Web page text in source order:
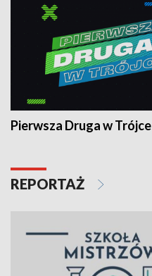
Pierwsza Druga w Trójce
REPORTAŻ